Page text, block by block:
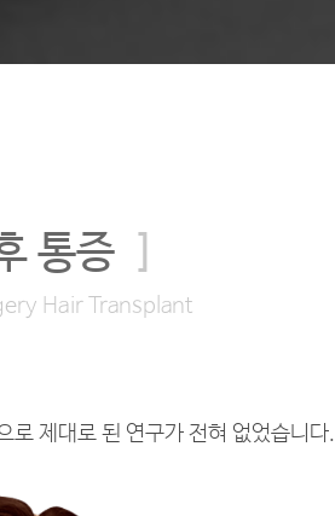
통증
Hair Transplant
로 제대로 된 연구가 전혀 없었습니다.